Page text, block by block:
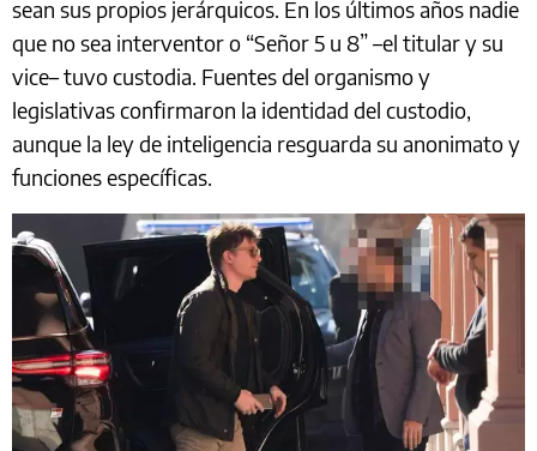
sean sus propios jerárquicos. En los últimos años nadie
que no sea interventor o “Señor 5 u 8” –el titular y su
vice– tuvo custodia. Fuentes del organismo y
legislativas confirmaron la identidad del custodio,
aunque la ley de inteligencia resguarda su anonimato y
funciones específicas.